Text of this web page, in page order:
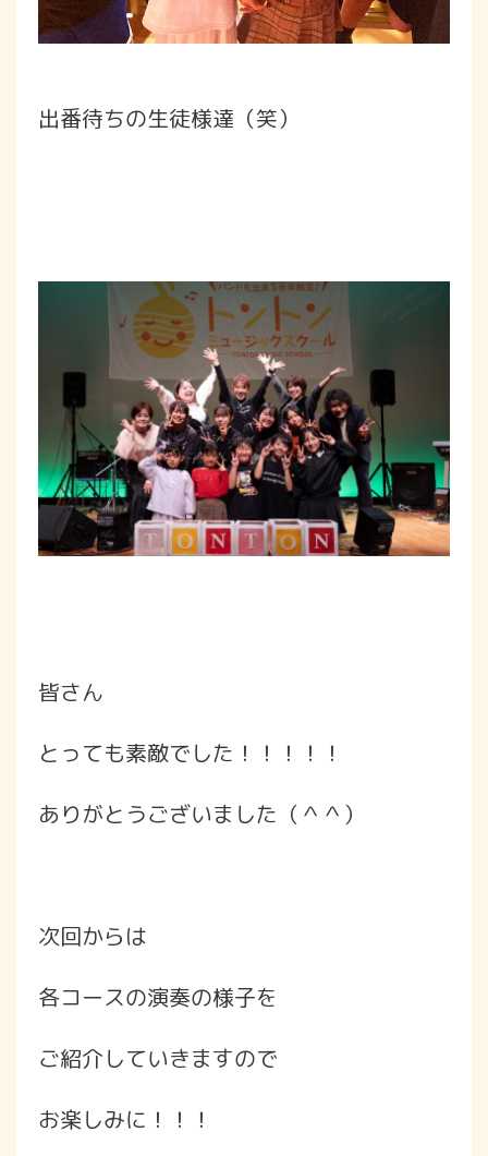
出番待ちの生徒様達（笑）
皆さん
とっても素敵でした！！！！！
ありがとうございました（＾＾）
次回からは
各コースの演奏の様子を
ご紹介していきますので
お楽しみに！！！